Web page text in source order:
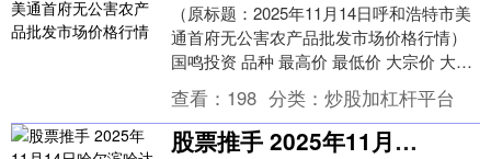
（原标题：2025年11月14日呼和浩特市美
通首府无公害农产品批发市场价格行情）
国鸣投资 品种 最高价 最低价 大宗价 大白
菜 2.00 1.20 1.30 油....
查看： 198 分类： 炒股加杠杆平台
股票推手 2025年11月14日哈尔滨哈达农副产品有限公司价格行情